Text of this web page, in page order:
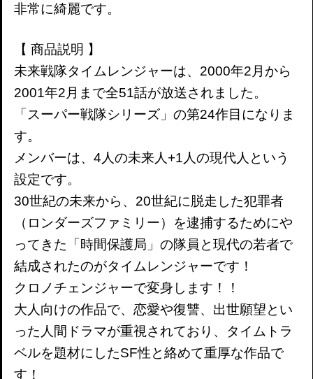
非常に綺麗です。
【 商品説明 】
未来戦隊タイムレンジャーは、2000年2月から
2001年2月まで全51話が放送されました。
「スーパー戦隊シリーズ」の第24作目になりま
す。
メンバーは、4人の未来人+1人の現代人という
設定です。
30世紀の未来から、20世紀に脱走した犯罪者
（ロンダーズファミリー）を逮捕するためにや
ってきた「時間保護局」の隊員と現代の若者で
結成されたのがタイムレンジャーです！
クロノチェンジャーで変身します！！
大人向けの作品で、恋愛や復讐、出世願望とい
った人間ドラマが重視されており、タイムトラ
ベルを題材にしたSF性と絡めて重厚な作品で
す！